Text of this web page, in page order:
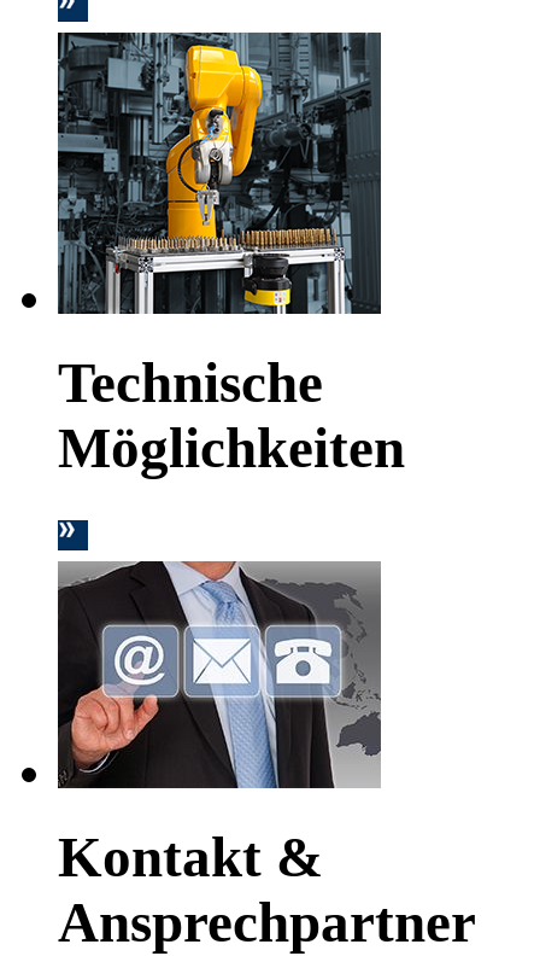
Technische
Möglichkeiten
Kontakt &
Ansprechpartner